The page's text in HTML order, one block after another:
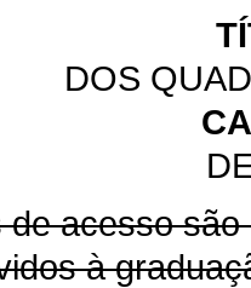
DOS
de acesso
à